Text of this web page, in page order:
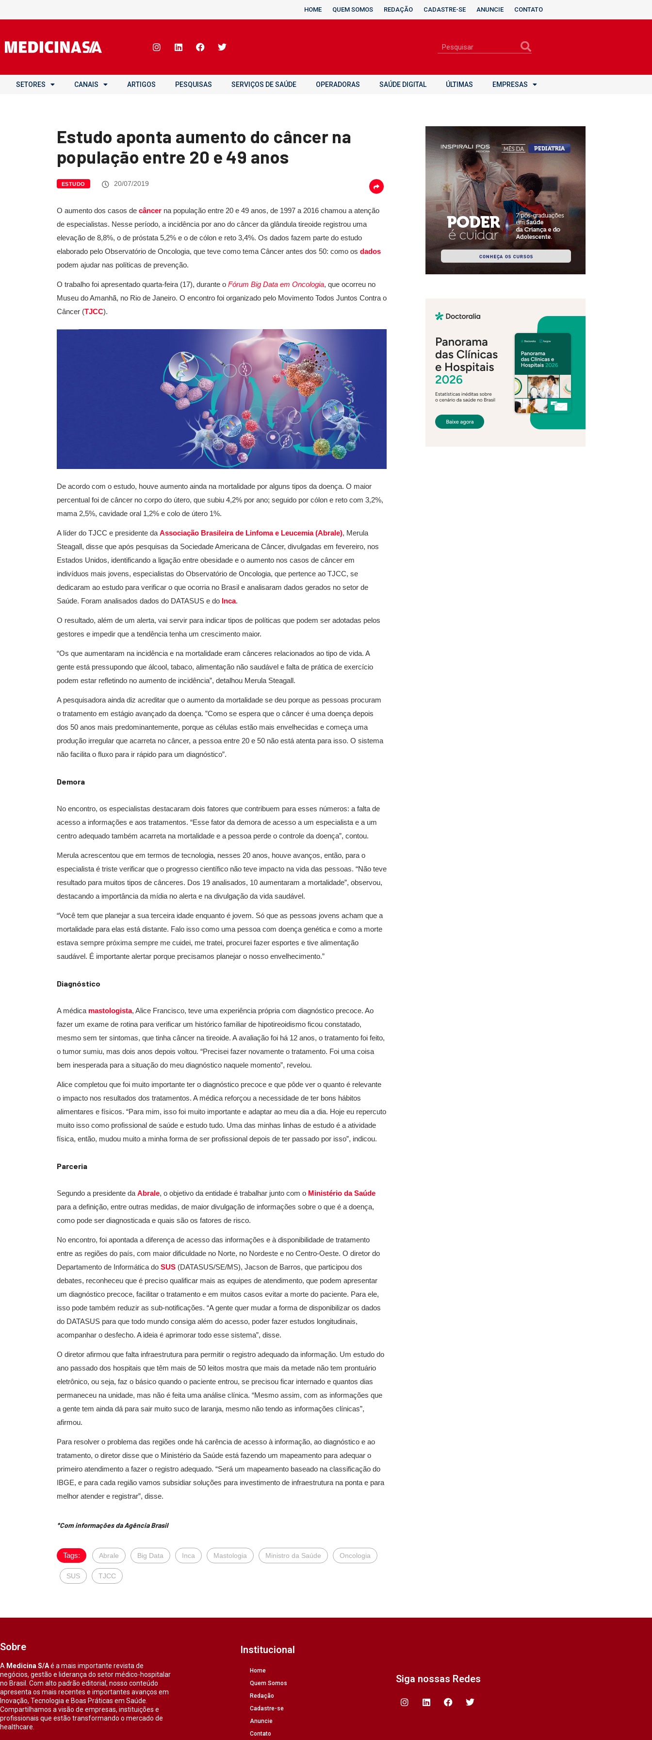
HOME QUEM SOMOS REDAÇÃO CADASTRE-SE ANUNCIE CONTATO
SETORES CANAIS ARTIGOS PESQUISAS SERVIÇOS DE SAÚDE OPERADORAS SAÚDE DIGITAL ÚLTIMAS EMPRESAS
Estudo aponta aumento do câncer na
população entre 20 e 49 anos
ESTUDO 20/07/2019
O aumento dos casos de câncer na população entre 20 e 49 anos, de 1997 a 2016 chamou a atenção
de especialistas. Nesse período, a incidência por ano do câncer da glândula tireoide registrou uma
elevação de 8,8%, o de próstata 5,2% e o de cólon e reto 3,4%. Os dados fazem parte do estudo
elaborado pelo Observatório de Oncologia, que teve como tema Câncer antes dos 50: como os dados
podem ajudar nas políticas de prevenção.
O trabalho foi apresentado quarta-feira (17), durante o Fórum Big Data em Oncologia, que ocorreu no
Museu do Amanhã, no Rio de Janeiro. O encontro foi organizado pelo Movimento Todos Juntos Contra o
Câncer (TJCC).
De acordo com o estudo, houve aumento ainda na mortalidade por alguns tipos da doença. O maior
percentual foi de câncer no corpo do útero, que subiu 4,2% por ano; seguido por cólon e reto com 3,2%,
mama 2,5%, cavidade oral 1,2% e colo de útero 1%.
A líder do TJCC e presidente da Associação Brasileira de Linfoma e Leucemia (Abrale), Merula
Steagall, disse que após pesquisas da Sociedade Americana de Câncer, divulgadas em fevereiro, nos
Estados Unidos, identificando a ligação entre obesidade e o aumento nos casos de câncer em
indivíduos mais jovens, especialistas do Observatório de Oncologia, que pertence ao TJCC, se
dedicaram ao estudo para verificar o que ocorria no Brasil e analisaram dados gerados no setor de
Saúde. Foram analisados dados do DATASUS e do Inca.
O resultado, além de um alerta, vai servir para indicar tipos de políticas que podem ser adotadas pelos
gestores e impedir que a tendência tenha um crescimento maior.
“Os que aumentaram na incidência e na mortalidade eram cânceres relacionados ao tipo de vida. A
gente está pressupondo que álcool, tabaco, alimentação não saudável e falta de prática de exercício
podem estar refletindo no aumento de incidência”, detalhou Merula Steagall.
A pesquisadora ainda diz acreditar que o aumento da mortalidade se deu porque as pessoas procuram
o tratamento em estágio avançado da doença. ”Como se espera que o câncer é uma doença depois
dos 50 anos mais predominantemente, porque as células estão mais envelhecidas e começa uma
produção irregular que acarreta no câncer, a pessoa entre 20 e 50 não está atenta para isso. O sistema
não facilita o fluxo para ir rápido para um diagnóstico”.
Demora
No encontro, os especialistas destacaram dois fatores que contribuem para esses números: a falta de
acesso a informações e aos tratamentos. “Esse fator da demora de acesso a um especialista e a um
centro adequado também acarreta na mortalidade e a pessoa perde o controle da doença”, contou.
Merula acrescentou que em termos de tecnologia, nesses 20 anos, houve avanços, então, para o
especialista é triste verificar que o progresso científico não teve impacto na vida das pessoas. “Não teve
resultado para muitos tipos de cânceres. Dos 19 analisados, 10 aumentaram a mortalidade”, observou,
destacando a importância da mídia no alerta e na divulgação da vida saudável.
“Você tem que planejar a sua terceira idade enquanto é jovem. Só que as pessoas jovens acham que a
mortalidade para elas está distante. Falo isso como uma pessoa com doença genética e como a morte
estava sempre próxima sempre me cuidei, me tratei, procurei fazer esportes e tive alimentação
saudável. É importante alertar porque precisamos planejar o nosso envelhecimento.”
Diagnóstico
A médica mastologista, Alice Francisco, teve uma experiência própria com diagnóstico precoce. Ao
fazer um exame de rotina para verificar um histórico familiar de hipotireoidismo ficou constatado,
mesmo sem ter sintomas, que tinha câncer na tireoide. A avaliação foi há 12 anos, o tratamento foi feito,
o tumor sumiu, mas dois anos depois voltou. “Precisei fazer novamente o tratamento. Foi uma coisa
bem inesperada para a situação do meu diagnóstico naquele momento”, revelou.
Alice completou que foi muito importante ter o diagnóstico precoce e que pôde ver o quanto é relevante
o impacto nos resultados dos tratamentos. A médica reforçou a necessidade de ter bons hábitos
alimentares e físicos. “Para mim, isso foi muito importante e adaptar ao meu dia a dia. Hoje eu repercuto
muito isso como profissional de saúde e estudo tudo. Uma das minhas linhas de estudo é a atividade
física, então, mudou muito a minha forma de ser profissional depois de ter passado por isso”, indicou.
Parceria
Segundo a presidente da Abrale, o objetivo da entidade é trabalhar junto com o Ministério da Saúde
para a definição, entre outras medidas, de maior divulgação de informações sobre o que é a doença,
como pode ser diagnosticada e quais são os fatores de risco.
No encontro, foi apontada a diferença de acesso das informações e à disponibilidade de tratamento
entre as regiões do país, com maior dificuldade no Norte, no Nordeste e no Centro-Oeste. O diretor do
Departamento de Informática do SUS (DATASUS/SE/MS), Jacson de Barros, que participou dos
debates, reconheceu que é preciso qualificar mais as equipes de atendimento, que podem apresentar
um diagnóstico precoce, facilitar o tratamento e em muitos casos evitar a morte do paciente. Para ele,
isso pode também reduzir as sub-notificações. “A gente quer mudar a forma de disponibilizar os dados
do DATASUS para que todo mundo consiga além do acesso, poder fazer estudos longitudinais,
acompanhar o desfecho. A ideia é aprimorar todo esse sistema”, disse.
O diretor afirmou que falta infraestrutura para permitir o registro adequado da informação. Um estudo do
ano passado dos hospitais que têm mais de 50 leitos mostra que mais da metade não tem prontuário
eletrônico, ou seja, faz o básico quando o paciente entrou, se precisou ficar internado e quantos dias
permaneceu na unidade, mas não é feita uma análise clínica. “Mesmo assim, com as informações que
a gente tem ainda dá para sair muito suco de laranja, mesmo não tendo as informações clínicas”,
afirmou.
Para resolver o problema das regiões onde há carência de acesso à informação, ao diagnóstico e ao
tratamento, o diretor disse que o Ministério da Saúde está fazendo um mapeamento para adequar o
primeiro atendimento a fazer o registro adequado. “Será um mapeamento baseado na classificação do
IBGE, e para cada região vamos subsidiar soluções para investimento de infraestrutura na ponta e para
melhor atender e registrar”, disse.
*Com informações da Agência Brasil
Tags: Abrale Big Data Inca Mastologia Ministro da Saúde Oncologia
SUS TJCC
Sobre
A Medicina S/Aé a mais importante revista de
negócios, gestão e liderança do setor médico-hospitalar
no Brasil. Com alto padrão editorial, nosso conteúdo
apresenta os mais recentes e importantes avanços em
Inovação, Tecnologia e Boas Práticas em Saúde.
Compartilhamos a visão de empresas, instituições e
profissionais que estão transformando o mercado de
healthcare.
Institucional
Home
Quem Somos
Redação
Cadastre-se
Anuncie
Contato
Siga nossas Redes